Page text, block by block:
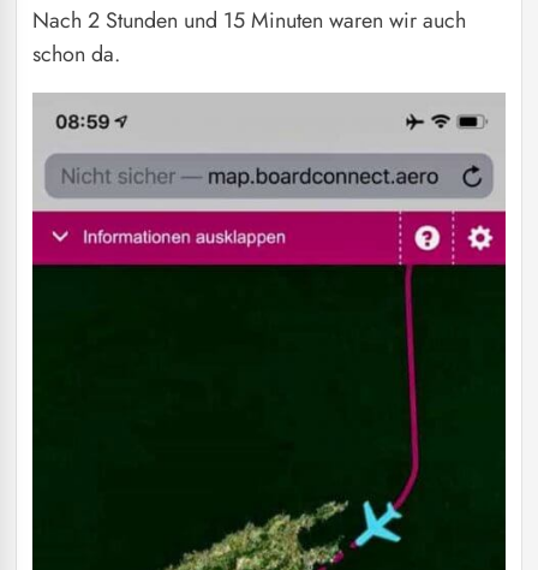
Nach 2 Stunden und 15 Minuten waren wir auch
schon da.